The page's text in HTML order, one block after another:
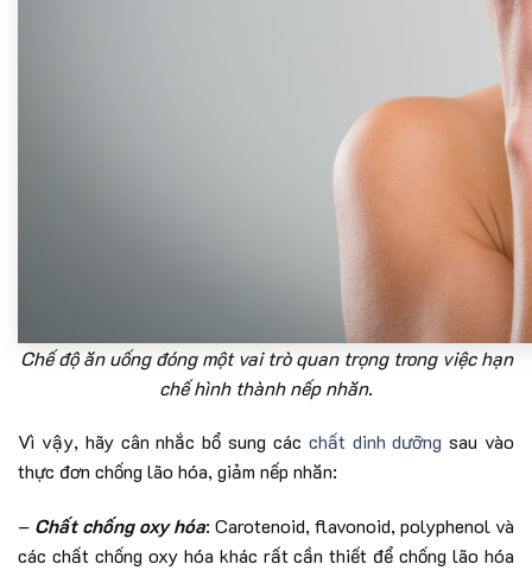
Chế độ ăn uống đóng một vai trò quan trọng trong việc hạn
chế hình thành nếp nhăn.
Vì vậy, hãy cân nhắc bổ sung các chất dinh dưỡng sau vào
thực đơn chống lão hóa, giảm nếp nhăn:
– Chất chống oxy hóa: Carotenoid, flavonoid, polyphenol và
các chất chống oxy hóa khác rất cần thiết để chống lão hóa